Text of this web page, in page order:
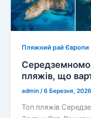
тренд
європейського
відпочинку
Пляжний рай Європи
пляжів, що
admin/6 Березня, 2026
Топ пляжів